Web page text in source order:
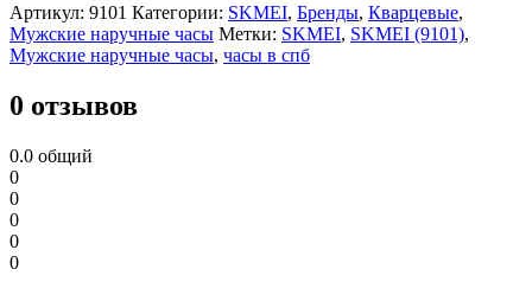
Артикул: 9101 Категории: SKMEI, Бренды, Кварцевые,
Мужские наручные часы Метки: SKMEI, SKMEI (9101),
Мужские наручные часы, часы в спб
0 отзывов
0.0 общий
0
0
0
0
0